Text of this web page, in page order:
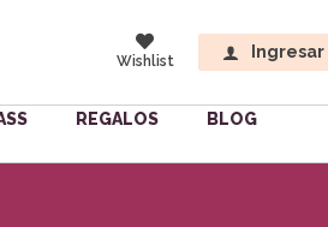
Wishlist Ingresar
REGALOS BLOG